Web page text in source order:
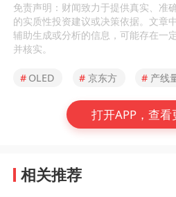
免责声明：财闻致力于提供真实、准
的实质性投资建议或决策依据。文章
辅助生成或分析的信息，可能存在一
并核实。
# OLED # 京东方 # 产线
打开APP，查
相关推荐